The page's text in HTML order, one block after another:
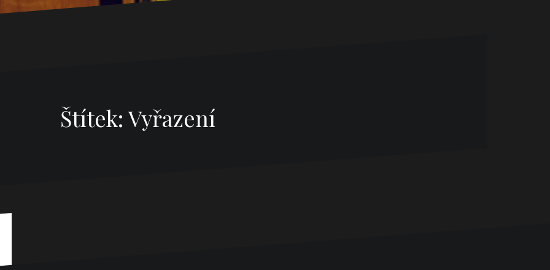
Štítek:Vyřazení